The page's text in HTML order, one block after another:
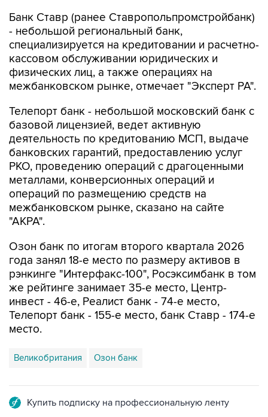
Банк Ставр (ранее Ставропольпромстройбанк)
- небольшой региональный банк,
специализируется на кредитовании и расчетно-
кассовом обслуживании юридических и
физических лиц, а также операциях на
межбанковском рынке, отмечает "Эксперт РА".
Телепорт банк - небольшой московский банк с
базовой лицензией, ведет активную
деятельность по кредитованию МСП, выдаче
банковских гарантий, предоставлению услуг
РКО, проведению операций с драгоценными
металлами, конверсионных операций и
операций по размещению средств на
межбанковском рынке, сказано на сайте
"АКРА".
Озон банк по итогам второго квартала 2026
года занял 18-е место по размеру активов в
рэнкинге "Интерфакс-100", Росэксимбанк в том
же рейтинге занимает 35-е место, Центр-
инвест - 46-е, Реалист банк - 74-е место,
Телепорт банк - 155-е место, банк Ставр - 174-е
место.
Великобритания Озон банк
Купить подписку на профессиональную ленту